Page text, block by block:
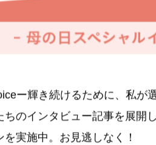
ー輝き続けるために、私が
のインタビュー記事を展開
実施中。お見逃しなく！